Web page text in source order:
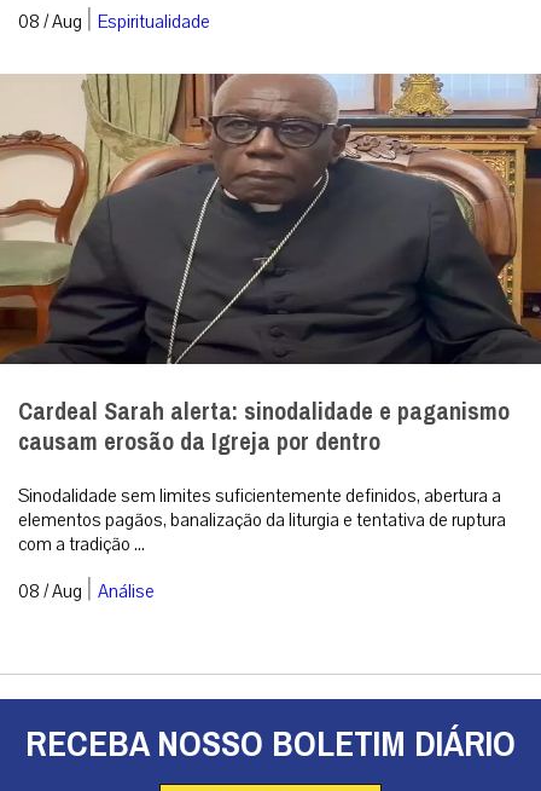
08 / Aug | Espiritualidade
Cardeal Sarah alerta: sinodalidade e paganismo
causam erosão da Igreja por dentro
Sinodalidade sem limites suficientemente definidos, abertura a
elementos pagãos, banalização da liturgia e tentativa de ruptura
com a tradição ...
08 / Aug | Análise
RECEBA NOSSO BOLETIM DIÁRIO